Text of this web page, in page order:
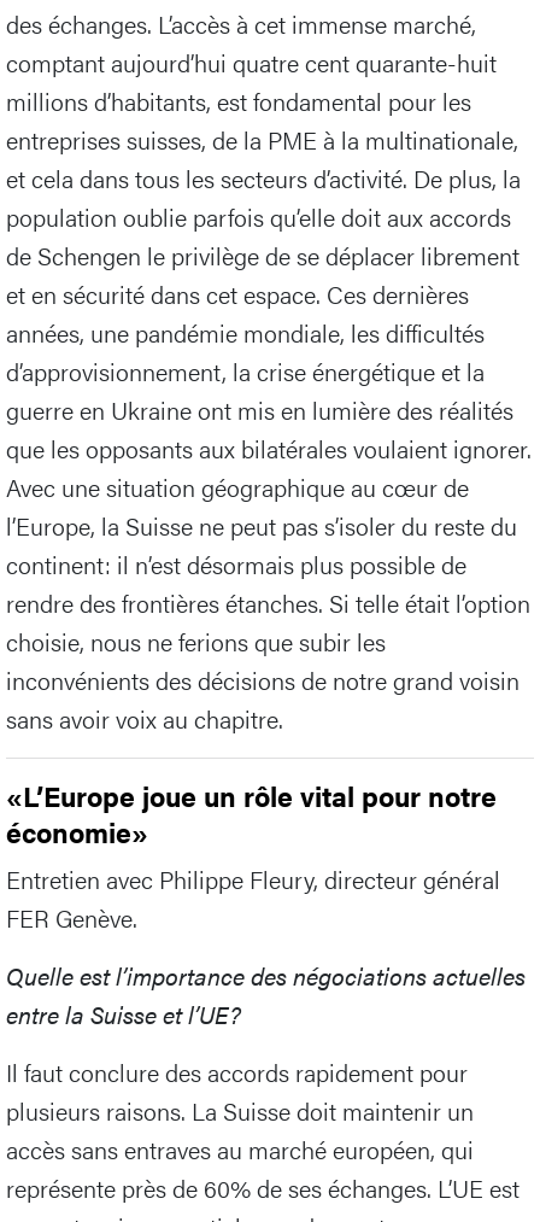
des échanges. L’accès à cet immense marché,
comptant aujourd’hui quatre cent quarante-huit
millions d’habitants, est fondamental pour les
entreprises suisses, de la PME à la multinationale,
et cela dans tous les secteurs d’activité. De plus, la
population oublie parfois qu’elle doit aux accords
de Schengen le privilège de se déplacer librement
et en sécurité dans cet espace. Ces dernières
années, une pandémie mondiale, les difficultés
d’approvisionnement, la crise énergétique et la
guerre en Ukraine ont mis en lumière des réalités
que les opposants aux bilatérales voulaient ignorer.
Avec une situation géographique au cœur de
l’Europe, la Suisse ne peut pas s’isoler du reste du
continent: il n’est désormais plus possible de
rendre des frontières étanches. Si telle était l’option
choisie, nous ne ferions que subir les
inconvénients des décisions de notre grand voisin
sans avoir voix au chapitre.
«L’Europe joue un rôle vital pour notre
économie»
Entretien avec Philippe Fleury, directeur général
FER Genève.
Quelle est l’importance des négociations actuelles
entre la Suisse et l’UE?
Il faut conclure des accords rapidement pour
plusieurs raisons. La Suisse doit maintenir un
accès sans entraves au marché européen, qui
représente près de 60% de ses échanges. L’UE est